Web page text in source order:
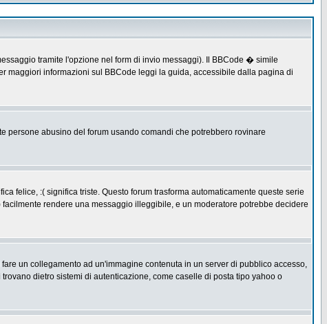
tramite l'opzione nel form di invio messaggi). Il BBCode � simile
maggiori informazioni sul BBCode leggi la guida, accessibile dalla pagina di
persone abusino del forum usando comandi che potrebbero rovinare
felice, :( significa triste. Questo forum trasforma automaticamente queste serie
rendere una messaggio illeggibile, e un moderatore potrebbe decidere
un collegamento ad un'immagine contenuta in un server di pubblico accesso,
dietro sistemi di autenticazione, come caselle di posta tipo yahoo o